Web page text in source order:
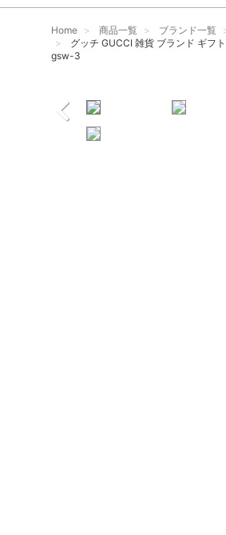
エルメス
ルイヴィトン
バーバリー
プラダ
フェンディ
メゾンマルジェラ
シャネル
エムエムシックス
マルニ
全てのブラ
コート、上着
雑貨・その他
バッグ＆ポーチ
アロマ＆フレグランス
Home 商品一覧 ブランド一覧
グッチ GUCCI 雑貨 ブランド ギ
gsw-3